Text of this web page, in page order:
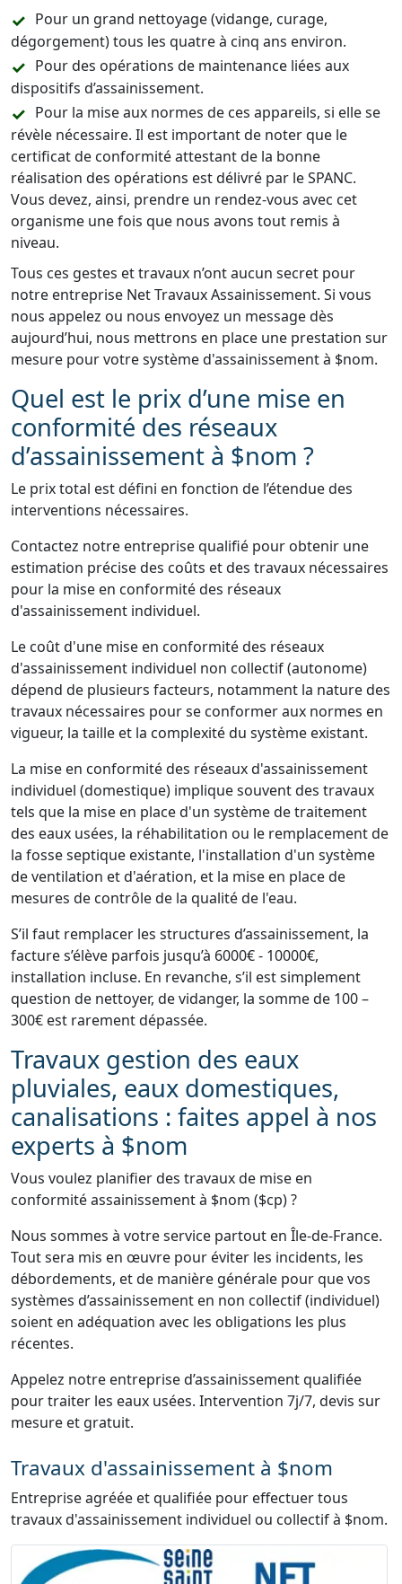
Pour un grand nettoyage (vidange, curage,
dégorgement) tous les quatre à cinq ans environ.
Pour des opérations de maintenance liées aux
dispositifs d’assainissement.
Pour la mise aux normes de ces appareils, si elle se
révèle nécessaire. Il est important de noter que le
certificat de conformité attestant de la bonne
réalisation des opérations est délivré par le SPANC.
Vous devez, ainsi, prendre un rendez-vous avec cet
organisme une fois que nous avons tout remis à
niveau.
Tous ces gestes et travaux n’ont aucun secret pour
notre entreprise Net Travaux Assainissement. Si vous
nous appelez ou nous envoyez un message dès
aujourd’hui, nous mettrons en place une prestation sur
mesure pour votre système d'assainissement à $nom.
Quel est le prix d’une mise en
conformité des réseaux
d’assainissement à $nom ?
Le prix total est défini en fonction de l’étendue des
interventions nécessaires.
Contactez notre entreprise qualifié pour obtenir une
estimation précise des coûts et des travaux nécessaires
pour la mise en conformité des réseaux
d'assainissement individuel.
Le coût d'une mise en conformité des réseaux
d'assainissement individuel non collectif (autonome)
dépend de plusieurs facteurs, notamment la nature des
travaux nécessaires pour se conformer aux normes en
vigueur, la taille et la complexité du système existant.
La mise en conformité des réseaux d'assainissement
individuel (domestique) implique souvent des travaux
tels que la mise en place d'un système de traitement
des eaux usées, la réhabilitation ou le remplacement de
la fosse septique existante, l'installation d'un système
de ventilation et d'aération, et la mise en place de
mesures de contrôle de la qualité de l'eau.
S’il faut remplacer les structures d’assainissement, la
facture s’élève parfois jusqu’à 6000€ - 10000€,
installation incluse. En revanche, s’il est simplement
question de nettoyer, de vidanger, la somme de 100 –
300€ est rarement dépassée.
Travaux gestion des eaux
pluviales, eaux domestiques,
canalisations : faites appel à nos
experts à $nom
Vous voulez planifier des travaux de mise en
conformité assainissement à $nom ($cp) ?
Nous sommes à votre service partout en Île-de-France.
Tout sera mis en œuvre pour éviter les incidents, les
débordements, et de manière générale pour que vos
systèmes d’assainissement en non collectif (individuel)
soient en adéquation avec les obligations les plus
récentes.
Appelez notre entreprise d’assainissement qualifiée
pour traiter les eaux usées. Intervention 7j/7, devis sur
mesure et gratuit.
Travaux d'assainissement à $nom
Entreprise agréée et qualifiée pour effectuer tous
travaux d'assainissement individuel ou collectif à $nom.